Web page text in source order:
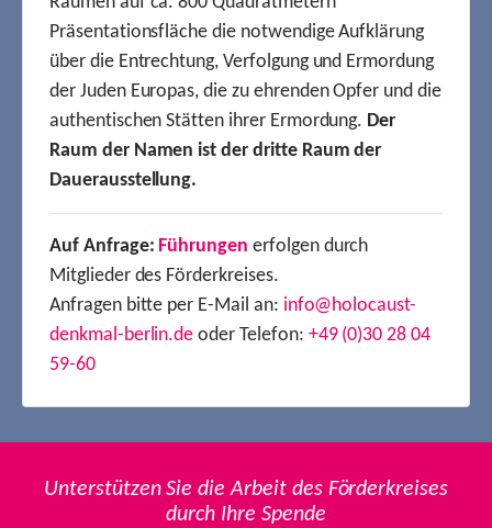
Präsentationsfläche die notwendige Aufklärung
über die Entrechtung, Verfolgung und Ermordung
der Juden Europas, die zu ehrenden Opfer und die
authentischen Stätten ihrer Ermordung. Der
Raum der Namen ist der dritte Raum der
Dauerausstellung.
Auf Anfrage: Führungen erfolgen durch
Mitglieder des Förderkreises.
Anfragen bitte per E-Mail an: info@holocaust-
denkmal-berlin.de oder Telefon: +49 (0)30 28 04
59-60
Unterstützen Sie die Arbeit des Förderkreises
durch Ihre Spende